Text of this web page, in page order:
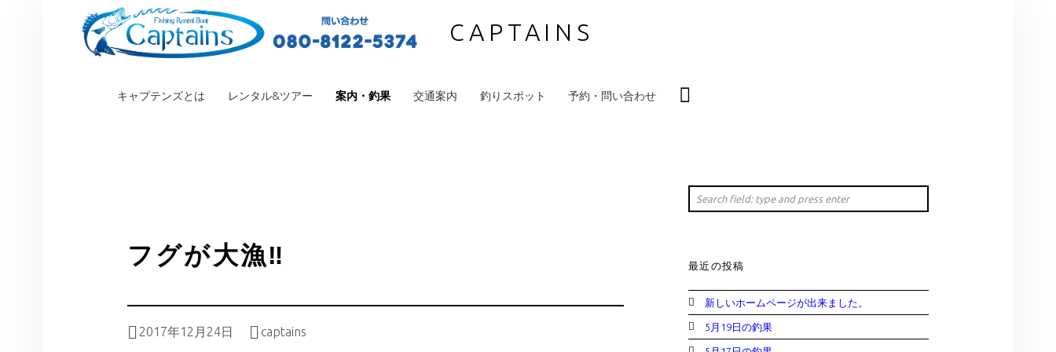
CAPTAINS
PRIMARY MENU
キャプテンズとは レンタル&ツアー 案内・釣果 交通案内 釣りスポット 予約・問い合わせ
フグが大漁‼︎
2017年12月24日
captains
SIDEBAR
Search
最近の投稿
新しいホームページが出来ました。
5月19日の釣果